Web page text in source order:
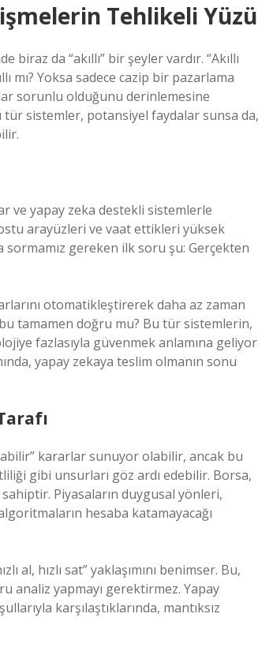
Tehlikeli Yüzü
da “akıllı” bir şeyler vardır. “Akıllı
mı? Yoksa sadece cazip bir pazarlama
sorunlu olduğunu derinlemesine
sistemler, potansiyel faydalar sunsa da,
ve yapay zeka destekli sistemlerle
arayüzleri ve vaat ettikleri yüksek
sormamız gereken ilk soru şu: Gerçekten
otomatikleştirerek daha az zaman
bu tamamen doğru mu? Bu tür sistemlerin,
fazlasıyla güvenmek anlamına geliyor.
yapay zekaya teslim olmanın sonu
kararlar sunuyor olabilir, ancak bu
gibi unsurları göz ardı edebilir. Borsa,
sahiptir. Piyasaların duygusal yönleri,
hesaba katamayacağı
al, hızlı sat” yaklaşımını benimser. Bu,
analiz yapmayı gerektirmez. Yapay
karşılaştıklarında, mantıksız